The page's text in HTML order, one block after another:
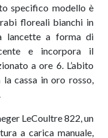
specifico modello è
floreali bianchi in
lancette a forma di
e incorpora il
a ore 6. L’abito
cassa in oro rosso,
LeCoultre 822, un
a carica manuale,